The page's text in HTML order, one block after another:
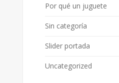
Por qué un juguete
Sin categoría
Slider portada
Uncategorized